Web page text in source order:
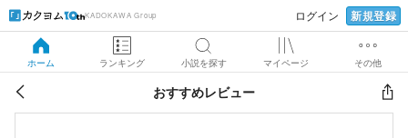
KADOKAWA Group ログイン 新規登録
ホーム ランキング 小説を探す マイページ その他
おすすめレビュー